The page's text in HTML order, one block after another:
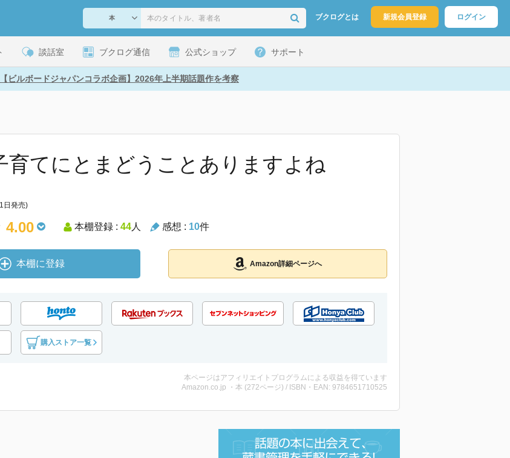
ブクログとは 新規会員登録 ログイン
談話室 ブクログ通信 公式ショップ サポート
【ビルボードジャパンコラボ企画】2026年上半期話題作を考察
育てにとまどうことありますよね
日発売)
4.00 本棚登録 : 44人 感想 : 10件
本棚に登録 Amazon詳細ページへ
購入ストア一覧
本ページはアフィリエイトプログラムによる収益を得ています
Amazon.co.jp ・本 (272ページ) / ISBN・EAN: 9784651710525